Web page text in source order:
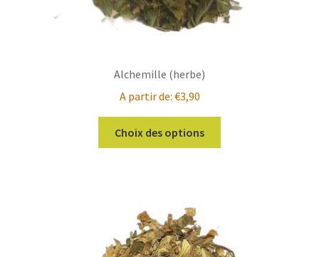
Alchemille (herbe)
A partir de: €3,90
Choix des options
peuvent